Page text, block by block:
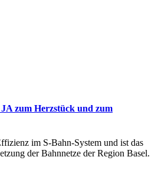
JA zum Herzstück und zum
im S-Bahn-System und ist das
der Bahnnetze der Region Basel.